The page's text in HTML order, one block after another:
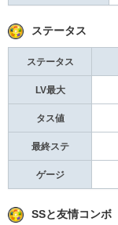
ステータス
ステータス
LV最大
タス値
最終ステ
ゲージ
SSと友情コンボ